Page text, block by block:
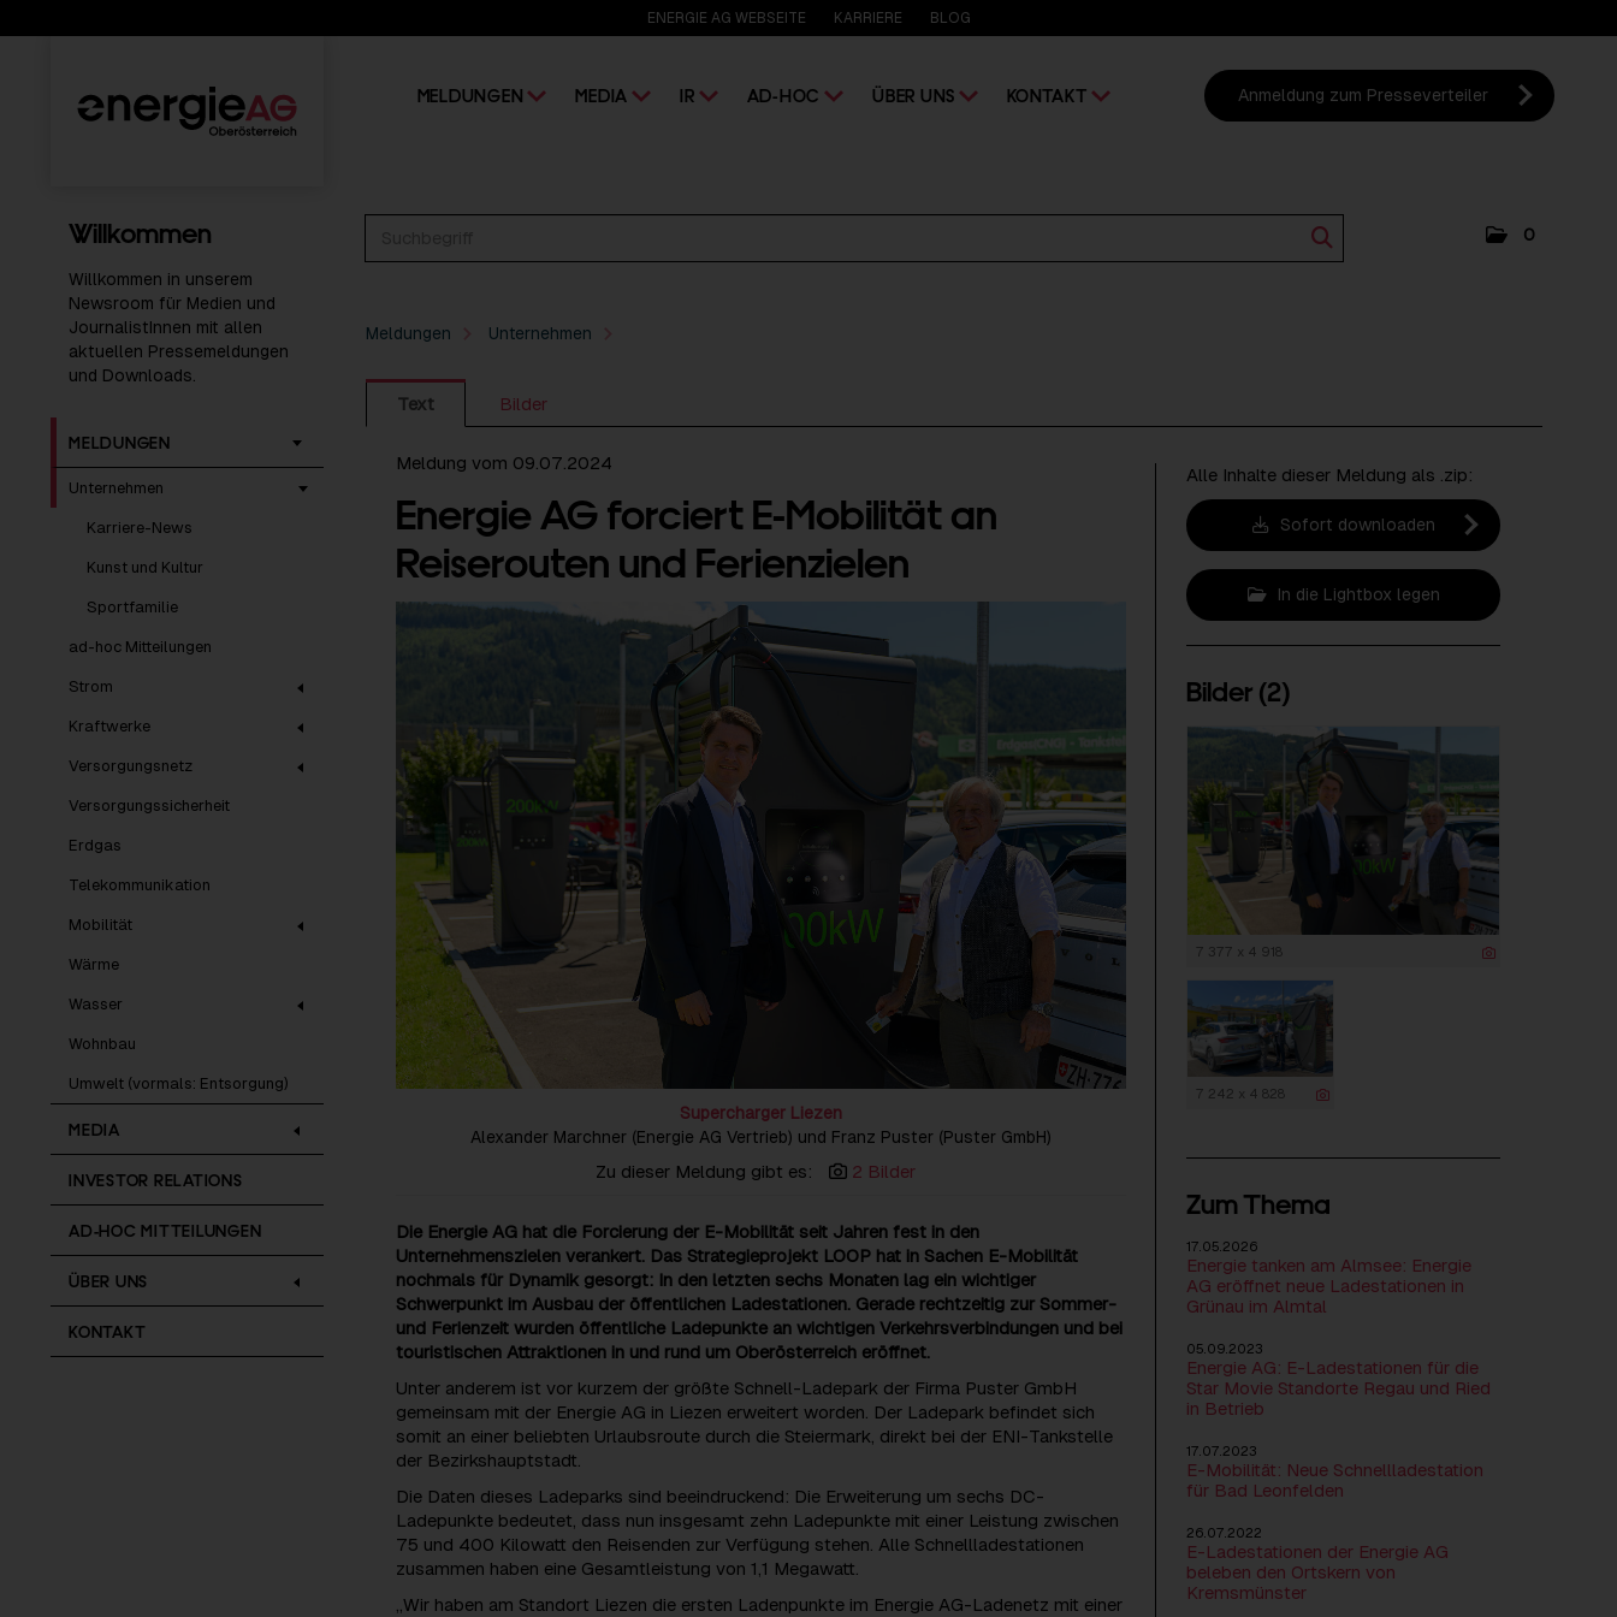
ENERGIE AG WEBSEITE KARRIERE BLOG
MELDUNGEN MEDIA IR AD-HOC ÜBER UNS KONTAKT Anmeldung zum Presseverteiler
0
Willkommen
Willkommen in unserem
Newsroom für Medien und
JournalistInnen mit allen
aktuellen Pressemeldungen
und Downloads.
MELDUNGEN
Unternehmen
Karriere-News
Kunst und Kultur
Sportfamilie
ad-hoc Mitteilungen
Strom
Kraftwerke
Versorgungsnetz
Versorgungssicherheit
Erdgas
Telekommunikation
Mobilität
Wärme
Wasser
Wohnbau
Umwelt (vormals: Entsorgung)
MEDIA
INVESTOR RELATIONS
AD-HOC MITTEILUNGEN
ÜBER UNS
KONTAKT
Meldungen Unternehmen
Text Bilder
Meldung vom 09.07.2024
Energie AG forciert E-Mobilität an
Reiserouten und Ferienzielen
Supercharger Liezen
Alexander Marchner (Energie AG Vertrieb) und Franz Puster (Puster GmbH)
Zu dieser Meldung gibt es: 2 Bilder
Die Energie AG hat die Forcierung der E-Mobilität seit Jahren fest in den
Unternehmenszielen verankert. Das Strategieprojekt LOOP hat in Sachen E-Mobilität
nochmals für Dynamik gesorgt: In den letzten sechs Monaten lag ein wichtiger
Schwerpunkt im Ausbau der öffentlichen Ladestationen. Gerade rechtzeitig zur Sommer-
und Ferienzeit wurden öffentliche Ladepunkte an wichtigen Verkehrsverbindungen und bei
touristischen Attraktionen in und rund um Oberösterreich eröffnet.
Unter anderem ist vor kurzem der größte Schnell-Ladepark der Firma Puster GmbH
gemeinsam mit der Energie AG in Liezen erweitert worden. Der Ladepark befindet sich
somit an einer beliebten Urlaubsroute durch die Steiermark, direkt bei der ENI-Tankstelle
der Bezirkshauptstadt.
Die Daten dieses Ladeparks sind beeindruckend: Die Erweiterung um sechs DC-
Ladepunkte bedeutet, dass nun insgesamt zehn Ladepunkte mit einer Leistung zwischen
75 und 400 Kilowatt den Reisenden zur Verfügung stehen. Alle Schnellladestationen
zusammen haben eine Gesamtleistung von 1,1 Megawatt.
„Wir haben am Standort Liezen die ersten Ladenpunkte im Energie AG-Ladenetz mit einer
Alle Inhalte dieser Meldung als .zip:
Sofort downloaden
In die Lightbox legen
Bilder (2)
7 377 x 4 918
7 242 x 4 828
Zum Thema
17.05.2026
Energie tanken am Almsee: Energie
AG eröffnet neue Ladestationen in
Grünau im Almtal
05.09.2023
Energie AG: E-Ladestationen für die
Star Movie Standorte Regau und Ried
in Betrieb
17.07.2023
E-Mobilität: Neue Schnellladestation
für Bad Leonfelden
26.07.2022
E-Ladestationen der Energie AG
beleben den Ortskern von
Kremsmünster